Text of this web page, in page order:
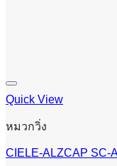
Quick View
หมวกวิ่ง
CIELE-ALZCAP SC-